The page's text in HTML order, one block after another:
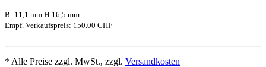
B: 11,1 mm H:16,5 mm
Empf. Verkaufspreis: 150.00 CHF
* Alle Preise zzgl. MwSt., zzgl. Versandkosten